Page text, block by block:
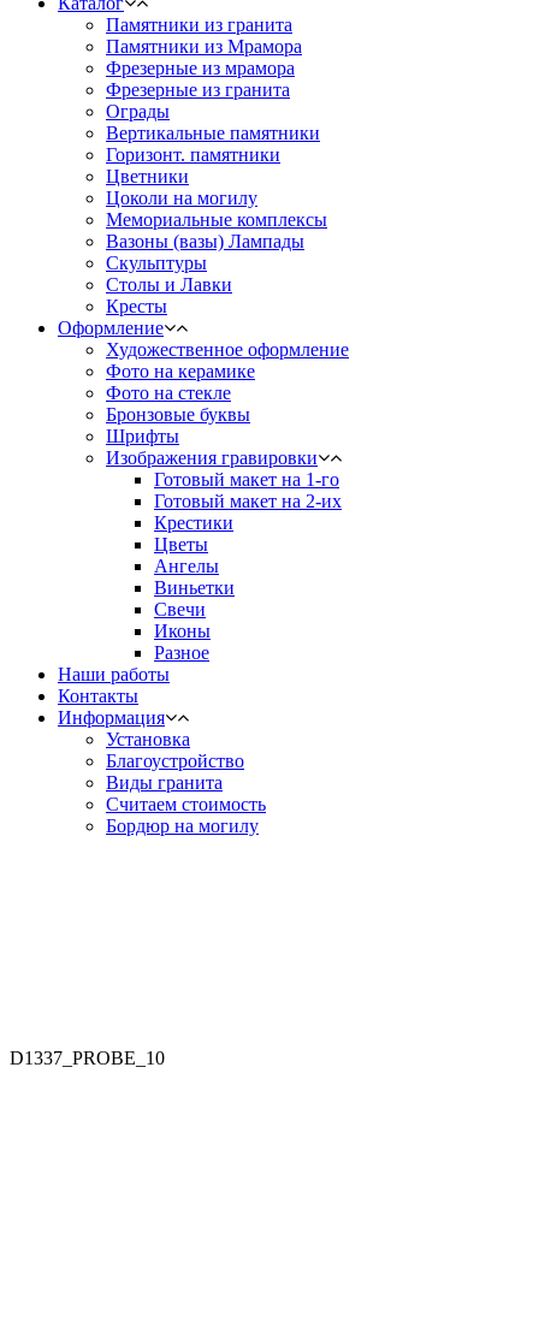
Памятники из гранита
Памятники из Мрамора
Фрезерные из мрамора
Фрезерные из гранита
Ограды
Вертикальные памятники
Горизонт. памятники
Цветники
Цоколи на могилу
Мемориальные комплексы
Вазоны (вазы) Лампады
Скульптуры
Столы и Лавки
Кресты
Оформление
Художественное оформление
Фото на керамике
Фото на стекле
Бронзовые буквы
Шрифты
Изображения гравировки
Готовый макет на 1-го
Готовый макет на 2-их
Крестики
Цветы
Ангелы
Виньетки
Свечи
Иконы
Разное
Наши работы
Контакты
Информация
Установка
Благоустройство
Виды гранита
Считаем стоимость
Бордюр на могилу